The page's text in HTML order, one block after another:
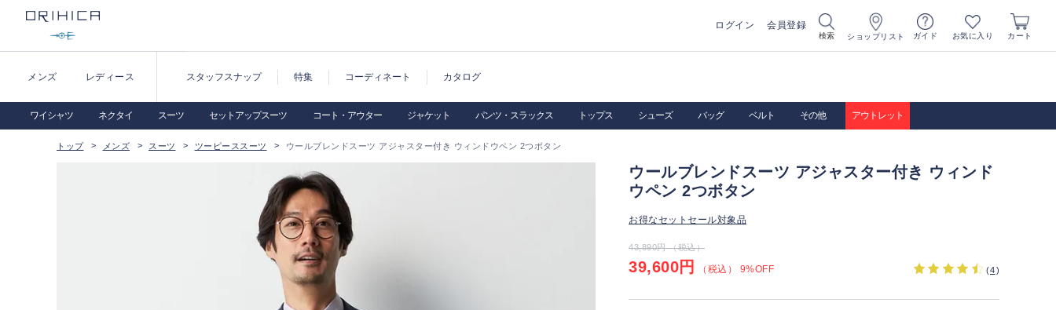
ログイン 会員登録
検索 ショップリスト ガイド お気に入り カート
メンズ レディース スタッフスナップ 特集 コーディネート カタログ
ワイシャツ ネクタイ スーツ セットアップスーツ コート・アウター ジャケット パンツ・スラックス トップス シューズ バッグ ベルト その他 アウトレット
トップ メンズ スーツ ツーピーススーツ ウールブレンドスーツ アジャスター付き ウィンドウペン 2つボタン
ウールブレンドスーツ アジャスター付き ウィンド
ウペン 2つボタン
お得なセットセール対象品
43,890円 （税込）
39,600円 （税込） 9%OFF (4)